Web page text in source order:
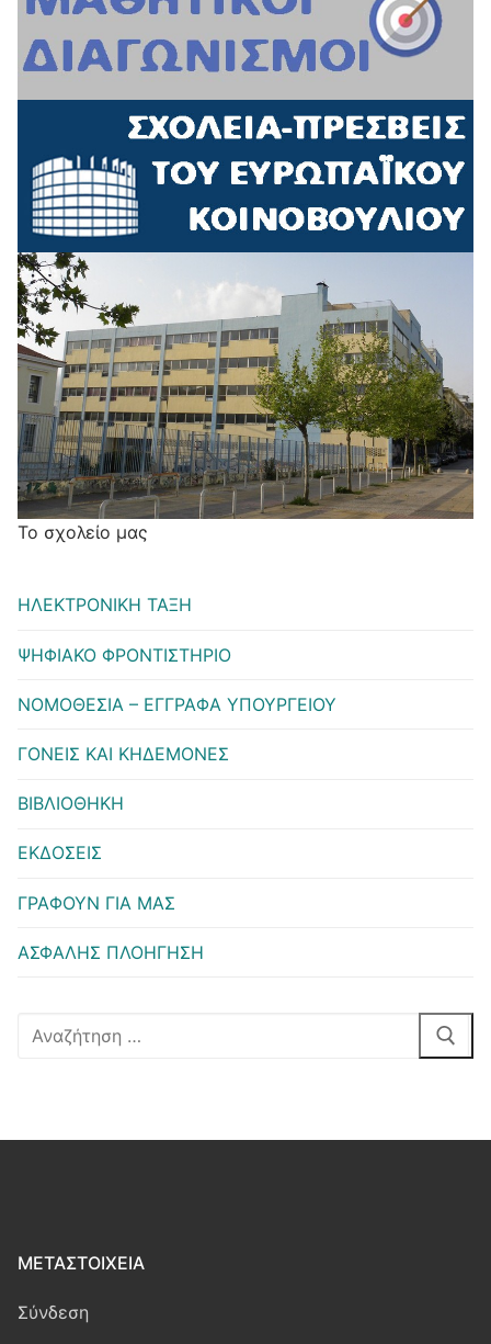
Το σχολείο μας
ΗΛΕΚΤΡΟΝΙΚΗ ΤΑΞΗ
ΨΗΦΙΑΚΟ ΦΡΟΝΤΙΣΤΗΡΙΟ
ΝΟΜΟΘΕΣΙΑ – ΕΓΓΡΑΦΑ ΥΠΟΥΡΓΕΙΟΥ
ΓΟΝΕΙΣ ΚΑΙ ΚΗΔΕΜΟΝΕΣ
ΒΙΒΛΙΟΘΗΚΗ
ΕΚΔΟΣΕΙΣ
ΓΡΑΦΟΥΝ ΓΙΑ ΜΑΣ
ΑΣΦΑΛΗΣ ΠΛΟΗΓΗΣΗ
Αναζήτηση
ΜΕΤΑΣΤΟΙΧΕΊΑ
Σύνδεση